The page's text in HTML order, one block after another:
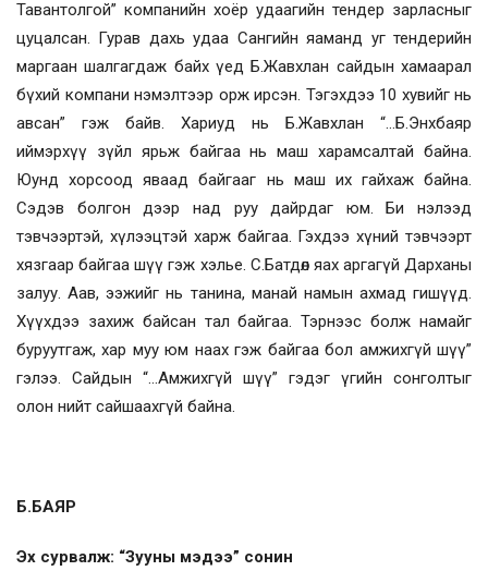
Тавантолгой” компанийн хоёр удаагийн тендер зарласныг
цуцалсан. Гурав дахь удаа Сангийн яаманд уг тендерийн
маргаан шалгагдаж байх үед Б.Жавхлан сайдын хамаарал
бүхий компани нэмэлтээр орж ирсэн. Тэгэхдээ 10 хувийг нь
авсан” гэж байв. Хариуд нь Б.Жавхлан “…Б.Энхбаяр
иймэрхүү зүйл ярьж байгаа нь маш харамсалтай байна.
Юунд хорсоод яваад байгааг нь маш их гайхаж байна.
Сэдэв болгон дээр над руу дайрдаг юм. Би нэлээд
тэвчээртэй, хүлээцтэй харж байгаа. Гэхдээ хүний тэвчээрт
хязгаар байгаа шүү гэж хэлье. С.Батдөл яах аргагүй Дарханы
залуу. Аав, ээжийг нь танина, манай намын ахмад гишүүд.
Хүүхдээ захиж байсан тал байгаа. Тэрнээс болж намайг
буруутгаж, хар муу юм наах гэж байгаа бол амжихгүй шүү”
гэлээ. Сайдын “…Амжихгүй шүү” гэдэг үгийн сонголтыг
олон нийт сайшаахгүй байна.
Б.БАЯР
Эх сурвалж: “Зууны мэдээ” сонин